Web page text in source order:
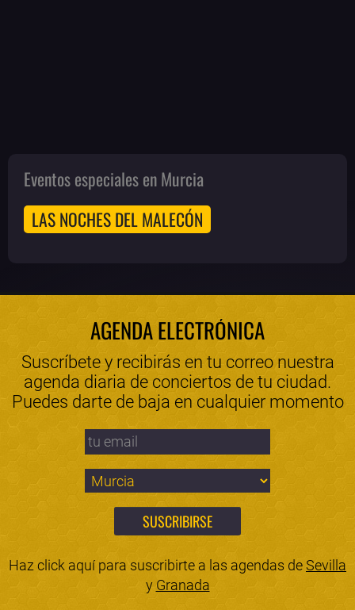
Eventos especiales en Murcia
LAS NOCHES DEL MALECÓN
AGENDA ELECTRÓNICA
Suscríbete y recibirás en tu correo nuestra
agenda diaria de conciertos de tu ciudad.
Puedes darte de baja en cualquier momento
Haz click aquí para suscribirte a las agendas deSevilla
y Granada